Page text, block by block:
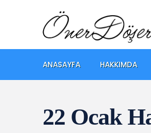
ANASAYFA HAKKIMDA
22 Ocak